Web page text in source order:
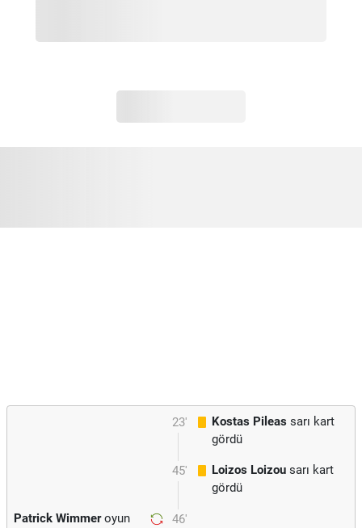
23' Kostas Pileas sarı kart
gördü
45' Loizos Loizou sarı kart
gördü
46'
Patrick Wimmeroyun